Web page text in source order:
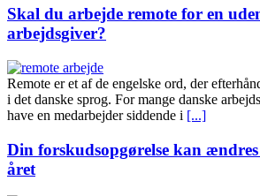
Skal du arbejde remote for en
arbejdsgiver?
Remote er et af de engelske ord, der
i det danske sprog. For mange danske
have en medarbejder siddende i [...]
Din forskudsopgørelse kan
året